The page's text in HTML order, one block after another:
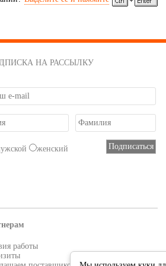
НА РАССЫЛКУ
женский
работы